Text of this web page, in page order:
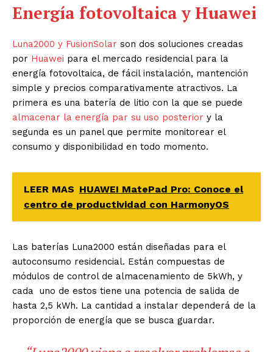
Energía fotovoltaica y Huawei
Luna2000 y FusionSolar son dos soluciones creadas
por Huawei para el mercado residencial para la
energía fotovoltaica, de fácil instalación, mantención
simple y precios comparativamente atractivos. La
primera es una batería de litio con la que se puede
almacenar la energía par su uso posterior y la
segunda es un panel que permite monitorear el
consumo y disponibilidad en todo momento.
LEER MAS HUAWEI MatePad Pro: Conoce el
centro de productividad con HarmonyOS
Las baterías Luna2000 están diseñadas para el
autoconsumo residencial. Están compuestas de
módulos de control de almacenamiento de 5kWh, y
cada uno de estos tiene una potencia de salida de
hasta 2,5 kWh. La cantidad a instalar dependerá de la
proporción de energía que se busca guardar.